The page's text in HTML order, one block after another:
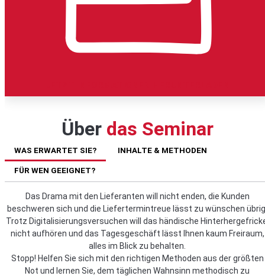
Über das Seminar
WAS ERWARTET SIE? INHALTE & METHODEN
FÜR WEN GEEIGNET?
Das Drama mit den Lieferanten will nicht enden, die Kunden
beschweren sich und die Liefertermintreue lässt zu wünschen
Trotz Digitalisierungsversuchen will das händische
nicht aufhören und das Tagesgeschäft lässt Ihnen kaum Freiraum,
alles im Blick zu behalten.
Stopp! Helfen Sie sich mit den richtigen Methoden aus der größten
Not und lernen Sie, dem täglichen Wahnsinn methodisch zu